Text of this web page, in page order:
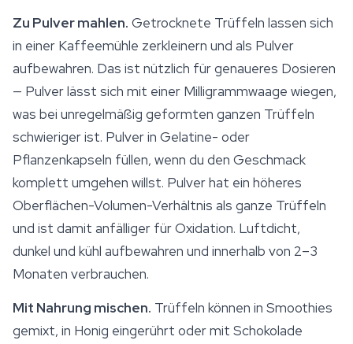
Zu Pulver mahlen. Getrocknete Trüffeln lassen sich
in einer Kaffeemühle zerkleinern und als Pulver
aufbewahren. Das ist nützlich für genaueres Dosieren
— Pulver lässt sich mit einer Milligrammwaage wiegen,
was bei unregelmäßig geformten ganzen Trüffeln
schwieriger ist. Pulver in Gelatine- oder
Pflanzenkapseln füllen, wenn du den Geschmack
komplett umgehen willst. Pulver hat ein höheres
Oberflächen-Volumen-Verhältnis als ganze Trüffeln
und ist damit anfälliger für Oxidation. Luftdicht,
dunkel und kühl aufbewahren und innerhalb von 2–3
Monaten verbrauchen.
Mit Nahrung mischen. Trüffeln können in Smoothies
gemixt, in Honig eingerührt oder mit Schokolade